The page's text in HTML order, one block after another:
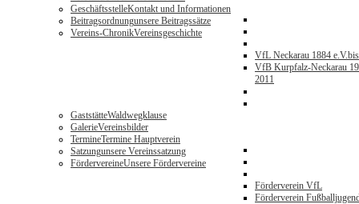
GeschäftsstelleKontakt und Informationen
Beitragsordnungunsere Beitragssätze
Vereins-ChronikVereinsgeschichte
VfL Neckarau 1884 e.V.
VfB Kurpfalz-Neckarau
2011
GaststätteWaldwegklause
GalerieVereinsbilder
TermineTermine Hauptverein
Satzungunsere Vereinssatzung
FördervereineUnsere Fördervereine
Förderverein VfL
Förderverein